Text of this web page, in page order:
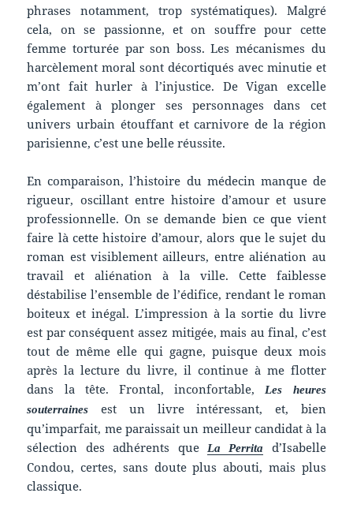
phrases notamment, trop systématiques). Malgré
cela, on se passionne, et on souffre pour cette
femme torturée par son boss. Les mécanismes du
harcèlement moral sont décortiqués avec minutie et
m’ont fait hurler à l’injustice. De Vigan excelle
également à plonger ses personnages dans cet
univers urbain étouffant et carnivore de la région
parisienne, c’est une belle réussite.
En comparaison, l’histoire du médecin manque de
rigueur, oscillant entre histoire d’amour et usure
professionnelle. On se demande bien ce que vient
faire là cette histoire d’amour, alors que le sujet du
roman est visiblement ailleurs, entre aliénation au
travail et aliénation à la ville. Cette faiblesse
déstabilise l’ensemble de l’édifice, rendant le roman
boiteux et inégal. L’impression à la sortie du livre
est par conséquent assez mitigée, mais au final, c’est
tout de même elle qui gagne, puisque deux mois
après la lecture du livre, il continue à me flotter
dans la tête. Frontal, inconfortable,Les heures
souterraines
est un livre intéressant, et, bien
qu’imparfait, me paraissait un meilleur candidat à la
sélection des adhérents que
La Perrita
d’Isabelle
Condou, certes, sans doute plus abouti, mais plus
classique.